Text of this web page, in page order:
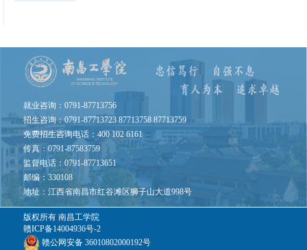
就业咨询：0791-87713756
招生咨询：0791-87713723 87713758 87713759
免费招生咨询电话：400 102 6161
传真：0791-87583759
监督电话：0791-87713651
邮编：330108
地址：江西省南昌市红谷滩区狮子山大道998号
版权所有 南昌工学院
赣ICP备14004936号-2
赣公网安备 36010802000192号